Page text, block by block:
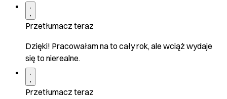
Przetłumacz teraz
Dzięki! Pracowałam na to cały rok, ale wciąż wydaje
się to nierealne.
Przetłumacz teraz